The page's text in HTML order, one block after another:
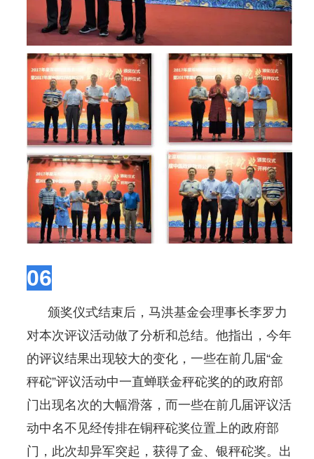
06
颁奖仪式结束后，马洪基金会理事长李罗力
对本次评议活动做了分析和总结。他指出，今年
的评议结果出现较大的变化，一些在前几届“金
秤砣”评议活动中一直蝉联金秤砣奖的的政府部
门出现名次的大幅滑落，而一些在前几届评议活
动中名不见经传排在铜秤砣奖位置上的政府部
门，此次却异军突起，获得了金、银秤砣奖。出